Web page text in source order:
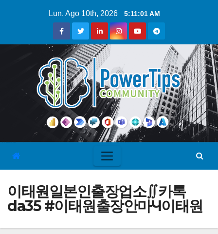
Lun. Ago 10th, 2026 5:11:02 AM
이태원일본인출장업소∬카톡
da35 #이태원출장안마Ч이태원